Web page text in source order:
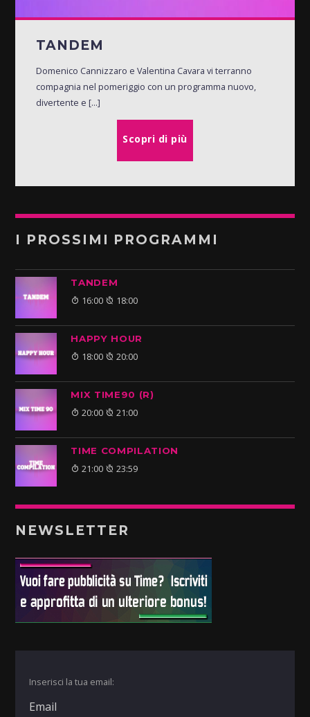
TANDEM
Domenico Cannizzaro e Valentina Cavara vi terranno
compagnia nel pomeriggio con un programma nuovo,
divertente e [...]
Scopri di più
I PROSSIMI PROGRAMMI
TANDEM
16:00 18:00
HAPPY HOUR
18:00 20:00
MIX TIME90 (R)
20:00 21:00
TIME COMPILATION
21:00 23:59
NEWSLETTER
Inserisci la tua email: